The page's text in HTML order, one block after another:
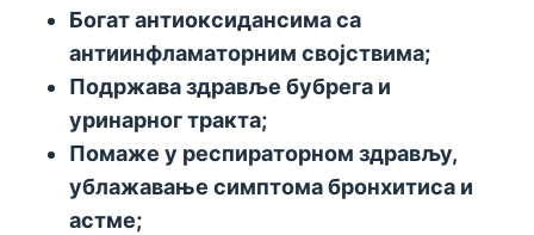
Богат антиоксидансима са
антиинфламаторним својствима;
Подржава здравље бубрега и
уринарног тракта;
Помаже у респираторном здрављу,
ублажавање симптома бронхитиса и
астме;